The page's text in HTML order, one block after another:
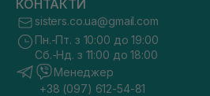
КОНТАКТИ
sisters.co.ua@gmail.com
Пн.-Пт. з 10:00 до 19:00
Сб.-Нд. з 11:00 до 18:00
Менеджер
+38 (097) 612-54-81